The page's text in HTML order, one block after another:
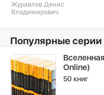
Журавлев Денис
Владимирович
Популярные серии
Online)
50 книг